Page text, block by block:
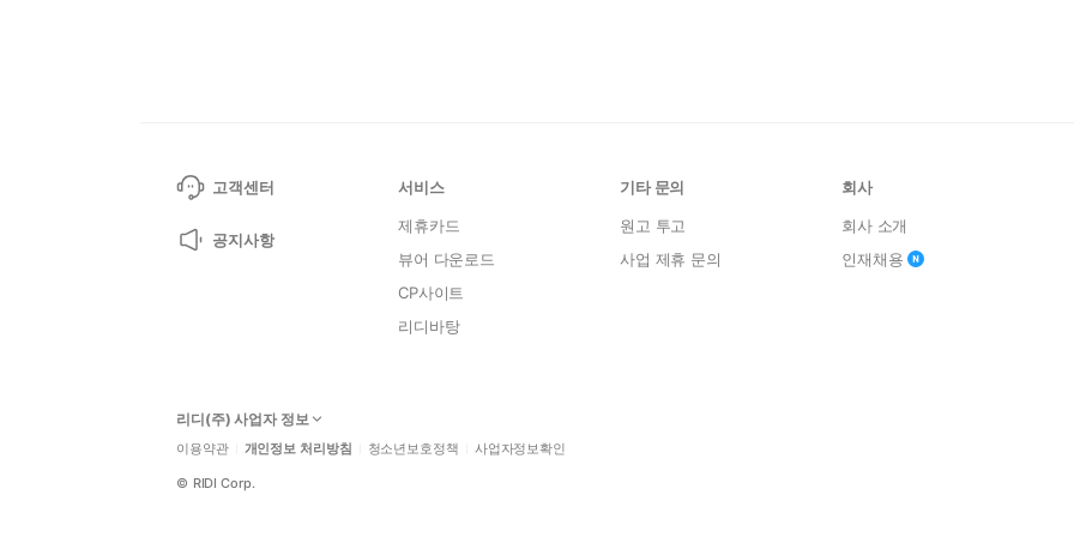
고객센터
공지사항
서비스
제휴카드
뷰어 다운로드
CP사이트
리디바탕
기타 문의
원고 투고
사업 제휴 문의
회사
회사 소개
인재채용
리디(주) 사업자 정보
이용약관 개인정보 처리방침 청소년보호정책 사업자정보확인
© RIDI Corp.